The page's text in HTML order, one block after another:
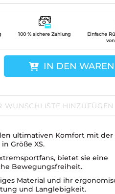
100 % sichere Zahlung
Einfache
IN DEN
WUNSCHLISTE HINZUFÜGEN
ultimativen Komfort mit der
Größe XS.
bietet sie eine
Bewegungsfreiheit.
Material und ihr
und Langlebigkeit.